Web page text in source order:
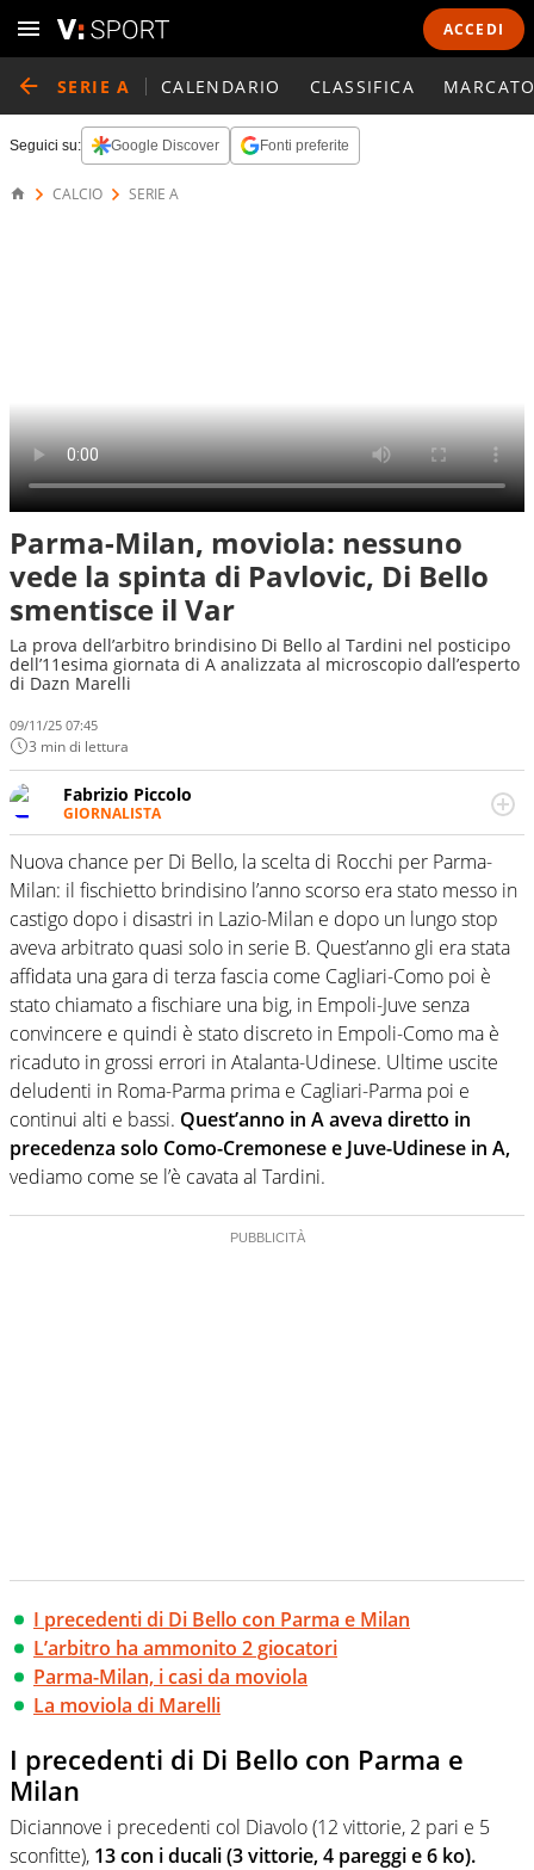
ACCEDI
SERIE A CALENDARIO CLASSIFICA
Seguici su: Google Discover Fonti preferite
CALCIO SERIE A
Parma-Milan, moviola: nessuno
vede la spinta di Pavlovic, Di Bello
smentisce il Var
La prova dell’arbitro brindisino Di Bello al Tardini nel posticipo
dell’11esima giornata di A analizzata al microscopio dall’esperto
di Dazn Marelli
09/11/25 07:45
3 min di lettura
Fabrizio Piccolo
GIORNALISTA
Nella sua carriera ha seguito numerose manifestazioni
sportive e collaborato con agenzie e testate. Esperienza,
competenza, conoscenza e memoria storica. Si occupa
prevalentemente di calcio
Nuova chance per Di Bello, la scelta di Rocchi per Parma-
Milan: il fischietto brindisino l’anno scorso era stato messo in
castigo dopo i disastri in Lazio-Milan e dopo un lungo stop
aveva arbitrato quasi solo in serie B. Quest’anno gli era stata
affidata una gara di terza fascia come Cagliari-Como poi è
stato chiamato a fischiare una big, in Empoli-Juve senza
convincere e quindi è stato discreto in Empoli-Como ma è
ricaduto in grossi errori in Atalanta-Udinese. Ultime uscite
deludenti in Roma-Parma prima e Cagliari-Parma poi e
continui alti e bassi. Quest’anno in A aveva diretto in
precedenza solo Como-Cremonese e Juve-Udinese in A,
vediamo come se l’è cavata al Tardini.
I precedenti di Di Bello con Parma e Milan
L’arbitro ha ammonito 2 giocatori
Parma-Milan, i casi da moviola
La moviola di Marelli
I precedenti di Di Bello con Parma e
Milan
Diciannove i precedenti col Diavolo (12 vittorie, 2 pari e 5
sconfitte), 13 con i ducali (3 vittorie, 4 pareggi e 6 ko).